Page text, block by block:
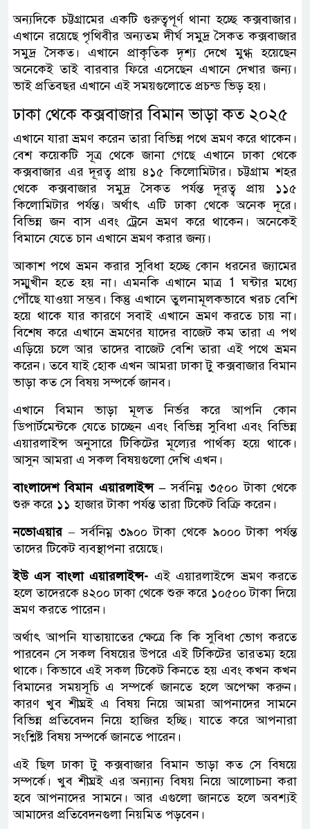
অন্যদিকে চট্টগ্রামের একটি গুরুত্বপূর্ণ থানা হচ্ছে কক্সবাজার।
এখানে রয়েছে পৃথিবীর অন্যতম দীর্ঘ সমুদ্র সৈকত কক্সবাজার
সমুদ্র সৈকত। এখানে প্রাকৃতিক দৃশ্য দেখে মুগ্ধ হয়েছেন
অনেকেই তাই বারবার ফিরে এসেছেন এখানে দেখার জন্য।
ভাই প্রতিবছর এখানে এই সময়গুলোতে প্রচন্ড ভিড় হয়।
ঢাকা থেকে কক্সবাজার বিমান ভাড়া কত ২০২৫
এখানে যারা ভ্রমণ করেন তারা বিভিন্ন পথে ভ্রমণ করে থাকেন।
বেশ কয়েকটি সূত্র থেকে জানা গেছে এখানে ঢাকা থেকে
কক্সবাজার এর দূরত্ব প্রায় ৪১৫ কিলোমিটার। চট্টগ্রাম শহর
থেকে কক্সবাজার সমুদ্র সৈকত পর্যন্ত দূরত্ব প্রায় ১১৫
কিলোমিটার পর্যন্ত। অর্থাৎ এটি ঢাকা থেকে অনেক দূরে।
বিভিন্ন জন বাস এবং ট্রেনে ভ্রমণ করে থাকেন। অনেকেই
বিমানে যেতে চান এখানে ভ্রমণ করার জন্য।
আকাশ পথে ভ্রমন করার সুবিধা হচ্ছে কোন ধরনের জ্যামের
সম্মুখীন হতে হয় না। এমনকি এখানে মাত্র 1 ঘন্টার মধ্যে
পৌঁছে যাওয়া সম্ভব। কিন্তু এখানে তুলনামূলকভাবে খরচ বেশি
হয়ে থাকে যার কারণে সবাই এখানে ভ্রমণ করতে চায় না।
বিশেষ করে এখানে ভ্রমণের যাদের বাজেট কম তারা এ পথ
এড়িয়ে চলে আর তাদের বাজেট বেশি তারা এই পথে ভ্রমন
করেন। তবে যাই হোক এখন আমরা ঢাকা টু কক্সবাজার বিমান
ভাড়া কত সে বিষয় সম্পর্কে জানব।
এখানে বিমান ভাড়া মূলত নির্ভর করে আপনি কোন
ডিপার্টমেন্টকে যেতে চাচ্ছেন এবং বিভিন্ন সুবিধা এবং বিভিন্ন
এয়ারলাইন্স অনুসারে টিকিটের মূল্যের পার্থক্য হয়ে থাকে।
আসুন আমরা এ সকল বিষয়গুলো দেখি এখন।
বাংলাদেশ বিমান এয়ারলাইন্স –সর্বনিম্ন ৩৫০০ টাকা থেকে
শুরু করে ১১ হাজার টাকা পর্যন্ত তারা টিকেট বিক্রি করেন।
নভোএয়ার– সর্বনিম্ন ৩৯০০ টাকা থেকে ৯০০০ টাকা পর্যন্ত
তাদের টিকেট ব্যবস্থাপনা রয়েছে।
ইউ এস বাংলা এয়ারলাইন্স- এই এয়ারলাইন্সে ভ্রমণ করতে
হলে তাদেরকে ৪২০০ ঢাকা থেকে শুরু করে ১০৫০০ টাকা দিয়ে
ভ্রমণ করতে পারেন।
অর্থাৎ আপনি যাতায়াতের ক্ষেত্রে কি কি সুবিধা ভোগ করতে
পারবেন সে সকল বিষয়ের উপরে এই টিকিটের তারতম্য হয়ে
থাকে। কিভাবে এই সকল টিকেট কিনতে হয় এবং কখন কখন
বিমানের সময়সূচি এ সম্পর্কে জানতে হলে অপেক্ষা করুন।
কারণ খুব শীঘ্রই এ বিষয় নিয়ে আমরা আপনাদের সামনে
বিভিন্ন প্রতিবেদন নিয়ে হাজির হচ্ছি। যাতে করে আপনারা
সংশ্লিষ্ট বিষয় সম্পর্কে জানতে পারেন।
এই ছিল ঢাকা টু কক্সবাজার বিমান ভাড়া কত সে বিষয়ে
সম্পর্কে। খুব শীঘ্রই এর অন্যান্য বিষয় নিয়ে আলোচনা করা
হবে আপনাদের সামনে। আর এগুলো জানতে হলে অবশ্যই
আমাদের প্রতিবেদনগুলা নিয়মিত পড়বেন।